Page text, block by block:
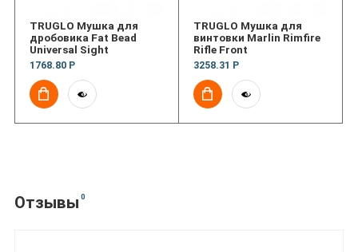
TRUGLO Мушка для
дробовика Fat Bead
Universal Sight
1768.80 Р
TRUGLO Мушка для
винтовки Marlin Rimfire
Rifle Front
3258.31 Р
Отзывы 0